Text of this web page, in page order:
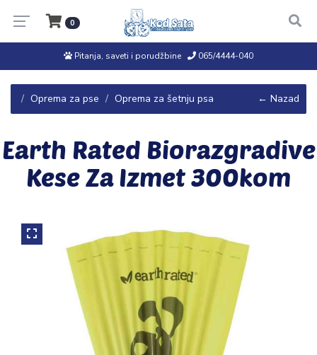
0
Pitanja, saveti i porudžbine 065/4444-040
Oprema za pse Oprema za šetnju psa ← Nazad
Earth Rated Biorazgradive
Kese Za Izmet 300kom